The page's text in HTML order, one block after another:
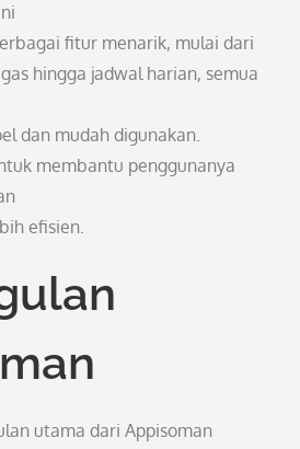
fitur menarik, mulai dari
hingga jadwal harian, semua
dan mudah digunakan.
membantu penggunanya
efisien.
utama dari Appisoman